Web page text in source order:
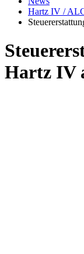
Hartz IV /
Hartz IV